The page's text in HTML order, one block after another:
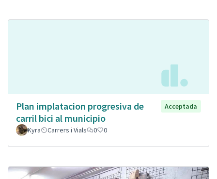
Plan implatacion progresiva de
carril bici al municipio
Acceptada
Kyra Carrers i Vials 0 0